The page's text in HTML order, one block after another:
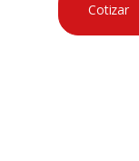
Cotizar